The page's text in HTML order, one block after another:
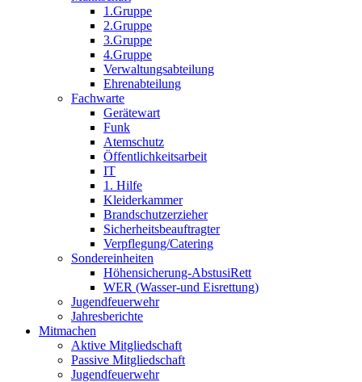
1.Gruppe
2.Gruppe
3.Gruppe
4.Gruppe
Verwaltungsabteilung
Ehrenabteilung
Fachwarte
Gerätewart
Funk
Atemschutz
Öffentlichkeitsarbeit
IT
1. Hilfe
Kleiderkammer
Brandschutzerzieher
Sicherheitsbeauftragter
Verpflegung/Catering
Sondereinheiten
Höhensicherung-AbstusiRett
WER (Wasser-und Eisrettung)
Jugendfeuerwehr
Jahresberichte
Mitmachen
Aktive Mitgliedschaft
Passive Mitgliedschaft
Jugendfeuerwehr